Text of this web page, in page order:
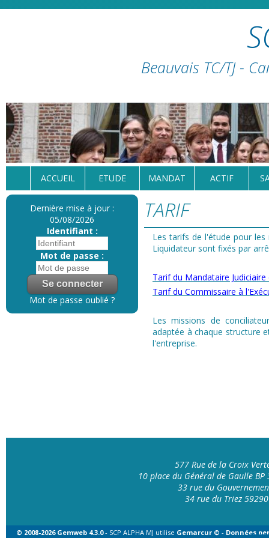
Beauvais TC/TJ -
ACCUEIL ETUDE MANDAT ACTIF
Dernière mise à jour :
05/08/2026
Identifiant :
Mot de passe :
Mot de passe oublié ?
TARIF
Les tarifs de l'étude pour les
Liquidateur sont fixés par
Tarif du Mandataire
Tarif du Commissaire à
Les missions de
adaptée à chaque structure
l'entreprise.
577 Rue de la Croix
10 place du Général de Gaulle BP
33 rue du
34 rue du Triez 59290
© 2008-2026 Gemweb 4.3.0- SCP ALPHA MJ utilise Gemarcur © - Données